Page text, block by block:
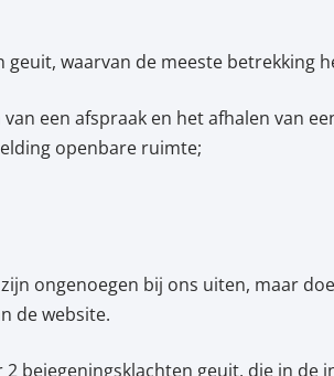
waarvan de meeste betrekking
een afspraak en het afhalen van
openbare ruimte;
ongenoegen bij ons uiten, maar
de website.
bejegeningsklachten geuit, die in de